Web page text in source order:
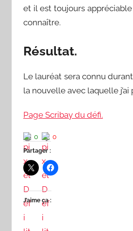
et il est toujours
connaître.
Résultat.
Le lauréat sera connu
la nouvelle avec laquelle
Page Scribay du défi.
0 0
Partager :
J’aime ça :